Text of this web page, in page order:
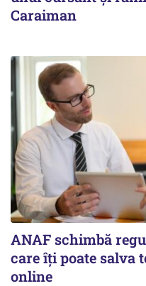
Caraiman
ANAF schimbă
care îți poate salva
online